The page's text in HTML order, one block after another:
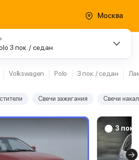
Москва
3 пок. / седан
Volkswagen Polo 3 пок. / седан
Свечи зажигания Свечи
3 пок.